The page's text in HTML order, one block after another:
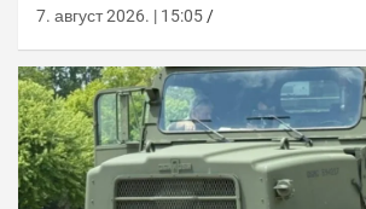
7. август 2026. | 15:05